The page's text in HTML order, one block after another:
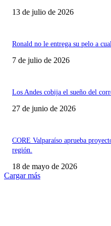
13 de julio de 2026
Ronald no le entrega su pelo a
7 de julio de 2026
Los Andes cobija el sueño del
27 de junio de 2026
CORE Valparaíso aprueba
región.
18 de mayo de 2026
Cargar más